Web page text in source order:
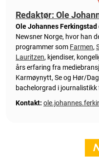
Redaktør: Ole
Ole Johannes Ferkingstad
Newsner Norge, hvor han
programmer som Farmen,
Lauritzen, kjendiser,
års erfaring fra
Karmøynytt, Se og Hør/
bachelorgrad i
Kontakt: